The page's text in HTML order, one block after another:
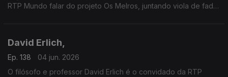
RTP Mundo falar do projeto Os Melros, juntando viola de fado,
David Erlich,
Ep. 138
04 jun. 2026
O filósofo e professor David Erlich é o convidado da RTP